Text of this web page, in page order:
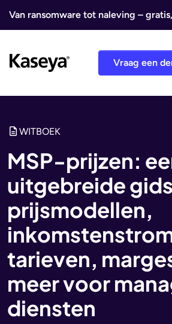
Van ransomware tot naleving –
Vraag een
WITBOEK
MSP-prijzen:
uitgebreide
prijsmodellen,
tarieven,
meer voor
diensten